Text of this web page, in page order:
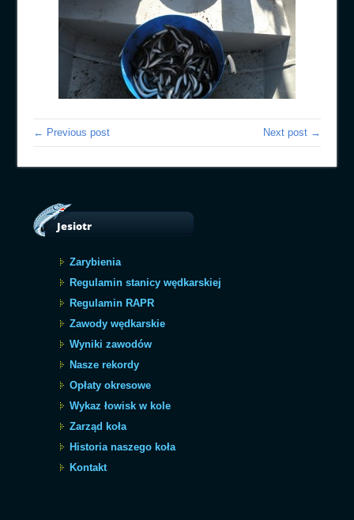
← Previous post Next post →
Jesiotr
Zarybienia
Regulamin stanicy wędkarskiej
Regulamin RAPR
Zawody wędkarskie
Wyniki zawodów
Nasze rekordy
Opłaty okresowe
Wykaz łowisk w kole
Zarząd koła
Historia naszego koła
Kontakt